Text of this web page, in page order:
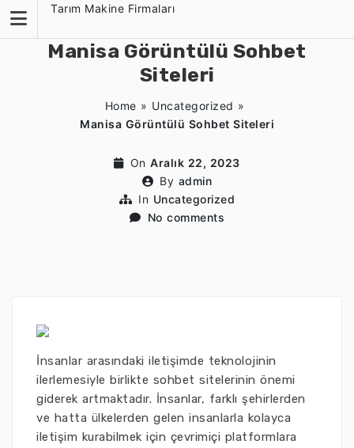
content
Tarım Makine Firmaları
Manisa Görüntülü Sohbet
Siteleri
Home » Uncategorized »
Manisa Görüntülü Sohbet Siteleri
On Aralık 22, 2023
By admin
In Uncategorized
No comments
İnsanlar arasındaki iletişimde teknolojinin
ilerlemesiyle birlikte sohbet sitelerinin önemi
giderek artmaktadır. İnsanlar, farklı şehirlerden
ve hatta ülkelerden gelen insanlarla kolayca
iletişim kurabilmek için çevrimiçi platformlara